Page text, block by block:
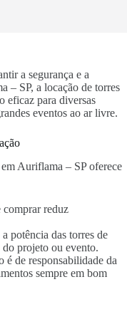
a segurança e a
– SP, a locação de torres
eficaz para diversas
eventos ao ar livre.
Auriflama – SP oferece
comprar reduz
potência das torres de
do projeto ou evento.
é de responsabilidade da
sempre em bom